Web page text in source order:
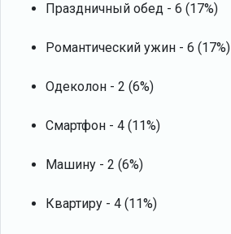
Праздничный обед - 6 (17%)
Романтический ужин - 6 (17%)
Одеколон - 2 (6%)
Смартфон - 4 (11%)
Машину - 2 (6%)
Квартиру - 4 (11%)